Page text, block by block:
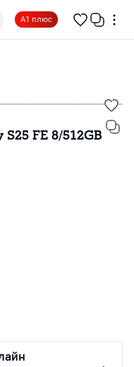
А1 плюс
FE 8/512GB